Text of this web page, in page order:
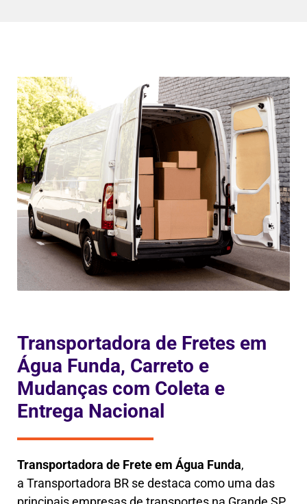
Transportadora de Fretes em
Água Funda, Carreto e
Mudanças com Coleta e
Entrega Nacional
Transportadora de Frete em Água Funda,
a Transportadora BR se destaca como uma das